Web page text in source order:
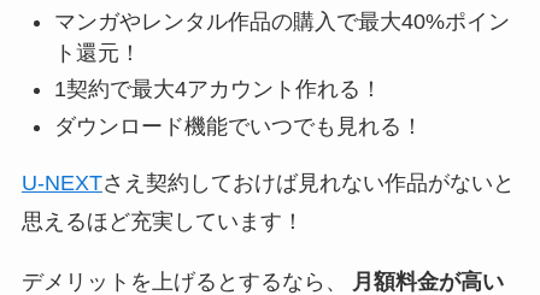
マンガやレンタル作品の購入で最大40%ポイン
ト還元！
1契約で最大4アカウント作れる！
ダウンロード機能でいつでも見れる！
U-NEXTさえ契約しておけば見れない作品がないと
思えるほど充実しています！
デメリットを上げるとするなら、
月額料金が高い